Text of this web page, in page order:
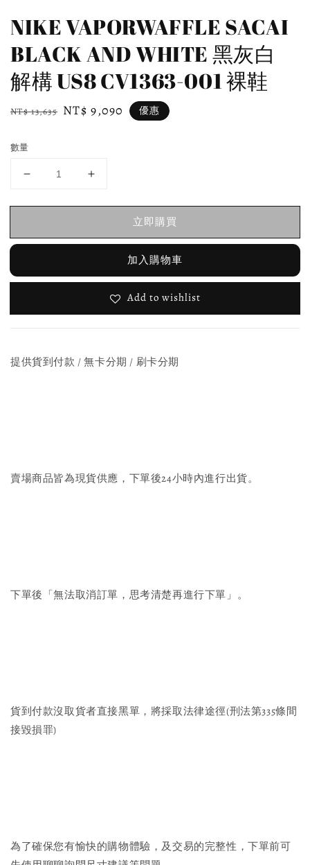
NIKE VAPORWAFFLE SACAI
BLACK AND WHITE 黑灰白
解構 US8 CV1363-001 裸鞋
Regular
NT$ 13,635 Sale
NT$ 9,090 優惠
數量
立即購買
加入購物車
Add to wishlist
提供貨到付款 / 無卡分期 / 刷卡分期
賣場商品皆為現貨供應，下單後24小時內進行出貨。
下單後「無法取消訂單，思考清楚再進行下單」。
貨到付款沒取貨者直接黑單，將採取法律途徑(刑法第335條間
接毀損罪)
為了確保您有愉快的購物體驗，及交易的完整性，下單前可